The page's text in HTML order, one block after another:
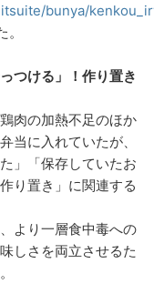
bunya/
つける」
！作り置き
肉の加熱不足のほか
当に入れていたが、
」「保存していたお
り置き」に関連する
より一層食中毒への
しさを両立させるた